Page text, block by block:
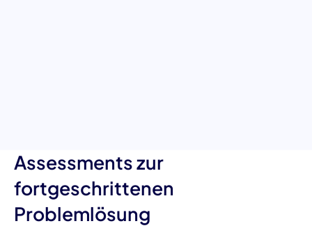
Assessments zur
fortgeschrittenen
Problemlösung